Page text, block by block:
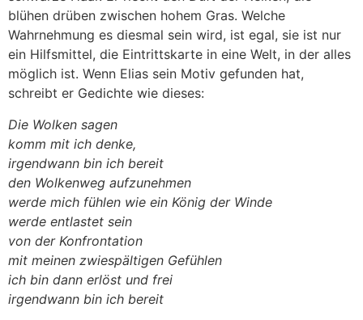
blühen drüben zwischen hohem Gras. Welche
Wahrnehmung es diesmal sein wird, ist egal, sie ist nur
ein Hilfsmittel, die Eintrittskarte in eine Welt, in der alles
möglich ist. Wenn Elias sein Motiv gefunden hat,
schreibt er Gedichte wie dieses:
Die Wolken sagen
komm mit ich denke,
irgendwann bin ich bereit
den Wolkenweg aufzunehmen
werde mich fühlen wie ein König der Winde
werde entlastet sein
von der Konfrontation
mit meinen zwiespältigen Gefühlen
ich bin dann erlöst und frei
irgendwann bin ich bereit